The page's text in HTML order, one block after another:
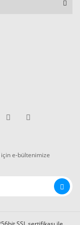
e-bültenimize